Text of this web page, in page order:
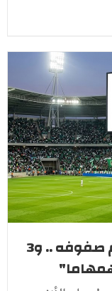
نادي حمام الأنف يواصل تدعيم صفوفه .. و3